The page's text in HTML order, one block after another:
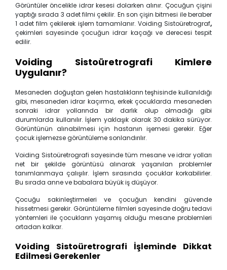
Görüntüler öncelikle idrar kesesi dolarken alınır. Çocuğun çişini
yaptığı sırada 3 adet filmi çekilir. En son çişin bitmesi ile beraber
1 adet film çekilerek işlem tamamlanır. Voiding Sistoüretrograf,
çekimleri sayesinde çocuğun idrar kaçağı ve derecesi tespit
edilir.
Voiding Sistoüretrografi Kimlere
Uygulanır?
Mesaneden doğuştan gelen hastalıkların teşhisinde kullanıldığı
gibi, mesaneden idrar kaçırma, erkek çocuklarda mesaneden
sonraki idrar yollarında bir darlık olup olmadığı gibi
durumlarda kullanılır. İşlem yaklaşık olarak 30 dakika sürüyor.
Görüntünün alınabilmesi için hastanın işemesi gerekir. Eğer
çocuk işlemezse görüntüleme sonlandırılır.
Voiding Sistoüretrografi sayesinde tüm mesane ve idrar yolları
net bir şekilde görüntüsü alınarak yaşanılan problemler
tanımlanmaya çalışılır. İşlem sırasında çocuklar korkabilirler.
Bu sırada anne ve babalara büyük iş düşüyor.
Çocuğu sakinleştirmeleri ve çocuğun kendini güvende
hissetmesi gerekir. Görüntüleme filmleri sayesinde doğru tedavi
yöntemleri ile çocukların yaşamış olduğu mesane problemleri
ortadan kalkar.
Voiding Sistoüretrografi İşleminde Dikkat
Edilmesi Gerekenler